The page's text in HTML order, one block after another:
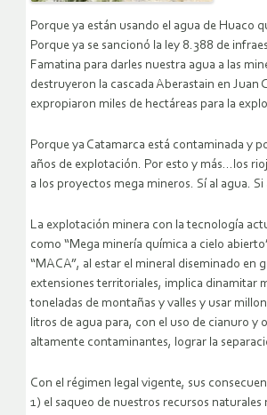
Porque ya están usando el agua de Huaco
Porque ya se sancionó la ley 8.388 de
Famatina para darles nuestra agua a las
destruyeron la cascada Aberastain en Juan
expropiaron miles de hectáreas para la
Porque ya Catamarca está contaminada y
años de explotación. Por esto y más…los
a los proyectos mega mineros. Sí al agua. Si
La explotación minera con la tecnología
como “Mega minería química a cielo
“MACA”, al estar el mineral diseminado en
extensiones territoriales, implica dinamitar
toneladas de montañas y valles y usar
litros de agua para, con el uso de cianuro y
altamente contaminantes, lograr la
Con el régimen legal vigente, sus
1) el saqueo de nuestros recursos naturales